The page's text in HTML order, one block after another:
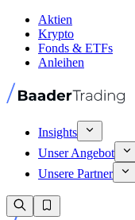
Aktien
Krypto
Fonds & ETFs
Anleihen
Insights
Unser Angebot
Unsere Partner